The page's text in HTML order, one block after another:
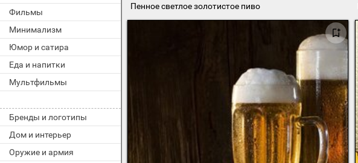
Фильмы
Минимализм
Юмор и сатира
Еда и напитки
Мультфильмы
Бренды и логотипы
Дом и интерьер
Оружие и армия
Пенное светлое золотистое пиво